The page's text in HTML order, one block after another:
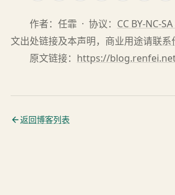
作者：任霏 · 协议： CC BY-NC-
文出处链接及本声明，商业用途请联系
原文链接： https://
返回博客列表